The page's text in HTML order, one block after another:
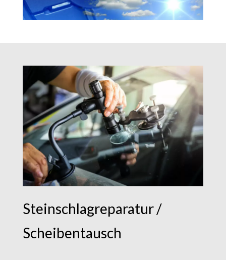
Steinschlagreparatur /
Scheibentausch